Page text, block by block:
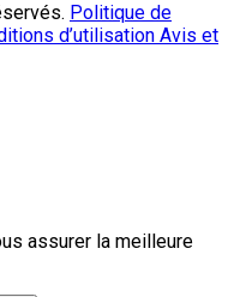
Politique de
d’utilisation Avis et
assurer la meilleure